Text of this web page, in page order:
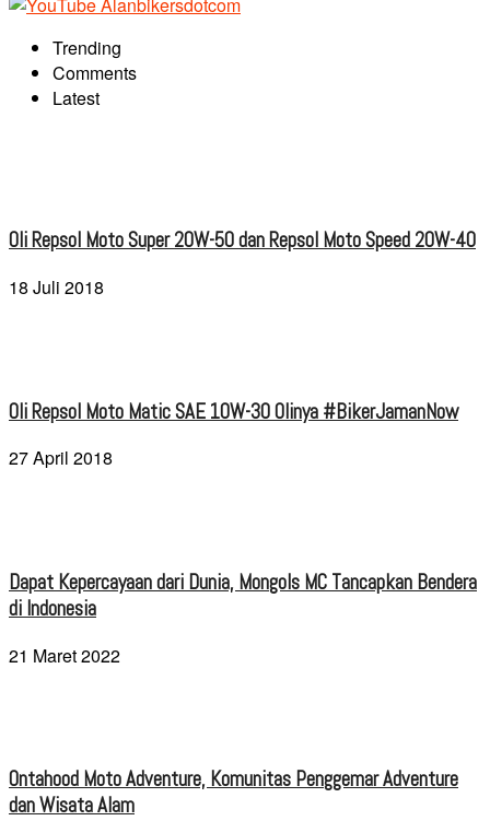
Trending
Comments
Latest
Oli Repsol Moto Super 20W-50 dan Repsol Moto Speed 20W-40
18 Juli 2018
Oli Repsol Moto Matic SAE 10W-30 Olinya #BikerJamanNow
27 April 2018
Dapat Kepercayaan dari Dunia, Mongols MC Tancapkan Bendera
di Indonesia
21 Maret 2022
Ontahood Moto Adventure, Komunitas Penggemar Adventure
dan Wisata Alam